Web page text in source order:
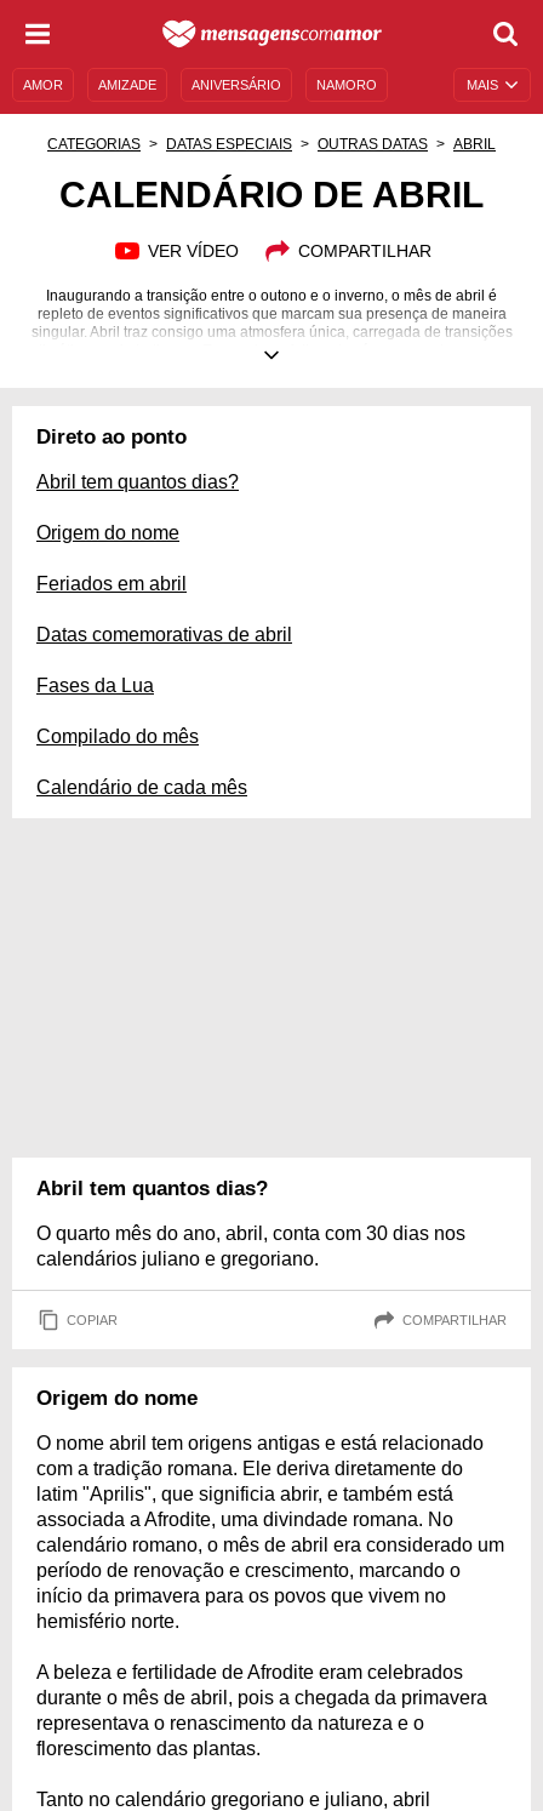
MAIS
AMOR AMIZADE ANIVERSÁRIO NAMORO
AUTOAJUDA
CATEGORIAS DATAS ESPECIAIS OUTRAS DATAS ABRIL
CALENDÁRIO DE ABRIL
VER VÍDEO COMPARTILHAR
Inaugurando a transição entre o outono e o inverno, o mês de abril é
repleto de eventos significativos que marcam sua presença de maneira
singular. Abril traz consigo uma atmosfera única, carregada de transições
climáticas e simbolismos. Enquanto as folhas das árvores ganham novos
preservação do nosso planeta. Venha celebrar este mês conosco!
Direto ao ponto
Abril tem quantos dias?
Origem do nome
Feriados em abril
Datas comemorativas de abril
Fases da Lua
Compilado do mês
Calendário de cada mês
Abril tem quantos dias?
O quarto mês do ano, abril, conta com 30 dias nos
calendários juliano e gregoriano.
COPIAR COMPARTILHAR
Origem do nome
O nome abril tem origens antigas e está relacionado
com a tradição romana. Ele deriva diretamente do
latim "Aprilis", que significia abrir, e também está
associada a Afrodite, uma divindade romana. No
calendário romano, o mês de abril era considerado um
período de renovação e crescimento, marcando o
início da primavera para os povos que vivem no
hemisfério norte.
A beleza e fertilidade de Afrodite eram celebrados
durante o mês de abril, pois a chegada da primavera
representava o renascimento da natureza e o
florescimento das plantas.
Tanto no calendário gregoriano e juliano, abril